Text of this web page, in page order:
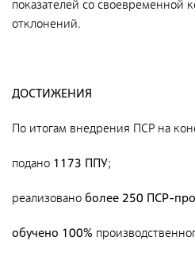
показателей со своевременной
отклонений.
ДОСТИЖЕНИЯ
По итогам внедрения ПСР на
подано 1173 ППУ;
реализовано более 250 ПСР-
обучено 100%
радиоактивными отходами
Уральский территориальный
Южный территориальный округ
Сибирский территориальный